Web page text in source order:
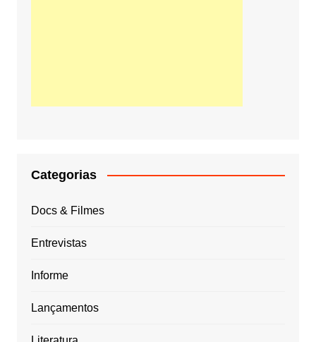
Categorias
Docs & Filmes
Entrevistas
Informe
Lançamentos